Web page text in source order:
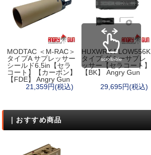
MODTAC ＜M-RAC＞
タイプA サプレッサー
シールド6.5in【セラ
コート】【カーボン】
【FDE】 Angry Gun
21,359円(税込)
HUXWRX FLOW556K
タイプ ダミーサプレ
ッサー【セラコート】
【BK】 Angry Gun
29,695円(税込)
scrollable
｜おすすめ商品